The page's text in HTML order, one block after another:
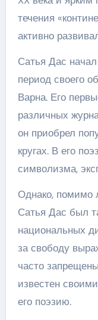
течения
активно
Сатья Дас
период своего
Варна. Его
различных
он приобрел
кругах. В его
символизма,
Однако, помимо
Сатья Дас был
национальных
за свободу
часто
известен
его поэзию.